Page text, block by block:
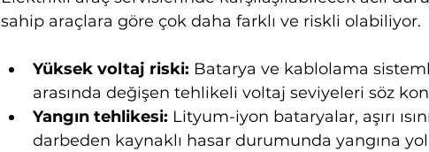
sahip araçlara göre çok daha farklı ve riskli olabiliyor.
Yüksek voltaj riski: Batarya ve kablolama
arasında değişen tehlikeli voltaj seviyeleri söz
Yangın tehlikesi: Lityum-iyon bataryalar, aşırı
darbeden kaynaklı hasar durumunda yangına